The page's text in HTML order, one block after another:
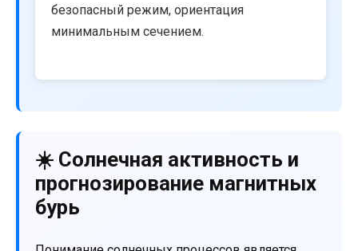
безопасный режим, ориентация
минимальным сечением.
☀️ Солнечная активность и
прогнозирование магнитных
бурь